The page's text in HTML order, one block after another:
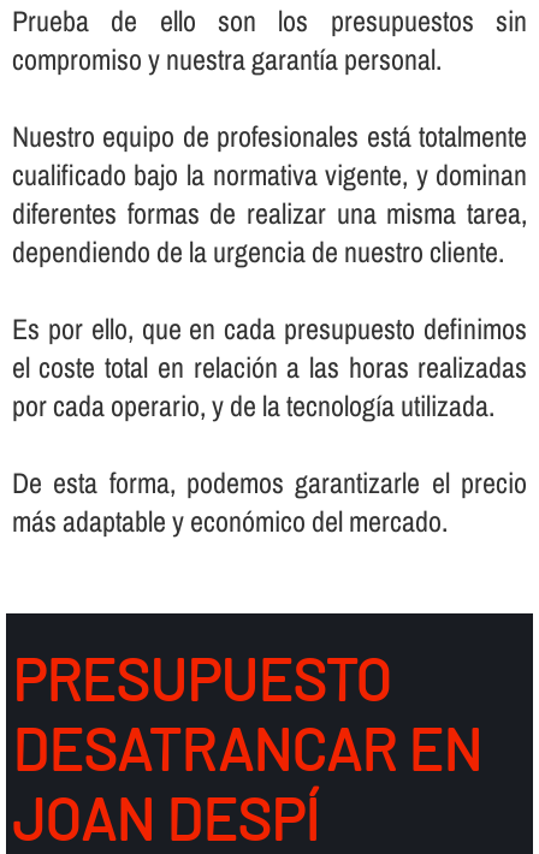
Prueba de ello son los presupuestos sin
compromiso y nuestra garantí­a personal.
Nuestro equipo de profesionales está totalmente
cualificado bajo la normativa vigente, y dominan
diferentes formas de realizar una misma tarea,
dependiendo de la urgencia de nuestro cliente.
Es por ello, que en cada presupuesto definimos
el coste total en relación a las horas realizadas
por cada operario, y de la tecnologí­a utilizada.
De esta forma, podemos garantizarle el precio
más adaptable y económico del mercado.
PRESUPUESTO
DESATRANCAR EN
JOAN DESPÍ